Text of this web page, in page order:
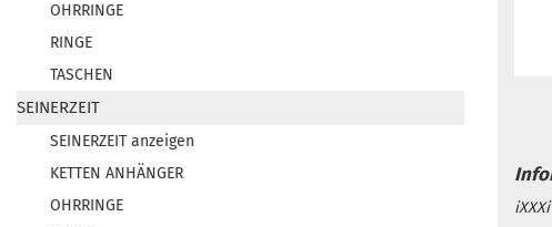
OHRRINGE
RINGE
TASCHEN
SEINERZEIT
SEINERZEIT anzeigen
KETTEN ANHÄNGER
OHRRINGE